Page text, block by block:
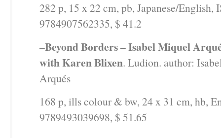
282 p, 15 x 22 cm, pb, Japanese/English,
9784907562335, $ 41.2
–Beyond Borders – Isabel Miquel
with Karen Blixen. Ludion. author:
Arqués
168 p, ills colour & bw, 24 x 31 cm, hb,
9789493039698, $ 51.65